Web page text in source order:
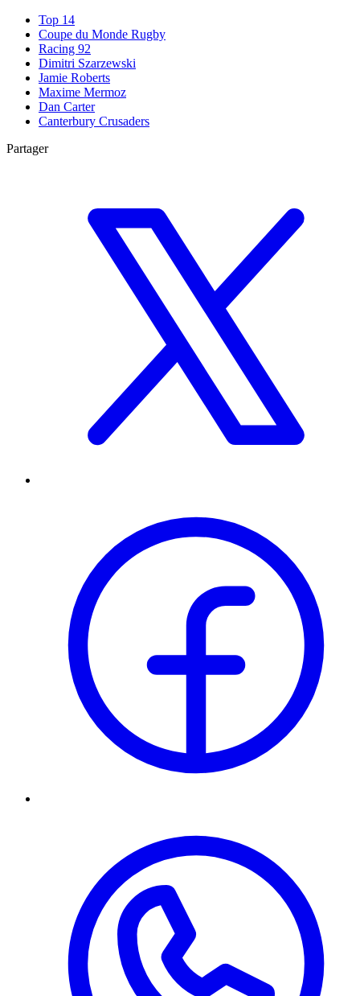
Top 14
Coupe du Monde Rugby
Racing 92
Dimitri Szarzewski
Jamie Roberts
Maxime Mermoz
Dan Carter
Canterbury Crusaders
Partager